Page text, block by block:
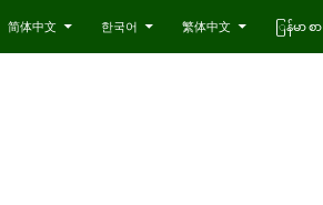
简体中文 한국어 繁体中文 ြန်မာ စာ